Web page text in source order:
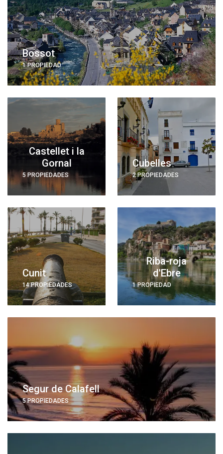
Bossot
1 PROPIEDAD
Castellet i la
Gornal
5 PROPIEDADES
Cubelles
2 PROPIEDADES
Cunit
14 PROPIEDADES
Riba-roja
d'Ebre
1 PROPIEDAD
Segur de Calafell
5 PROPIEDADES